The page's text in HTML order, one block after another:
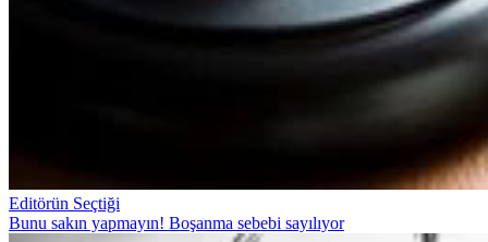
Editörün Seçtiği
Bunu sakın yapmayın! Boşanma sebebi sayılıyor